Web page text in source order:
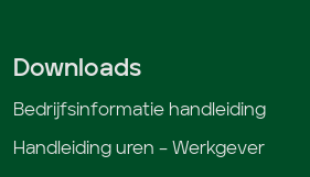
Downloads
Bedrijfsinformatie handleiding
Handleiding uren – Werkgever